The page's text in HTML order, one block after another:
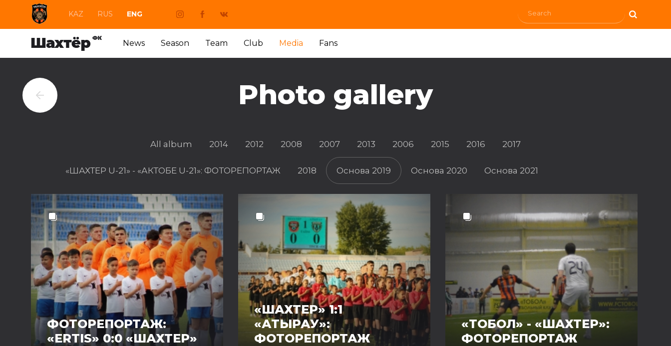
KAZ RUS ENG
News Season Team Club Media Fans
Photo gallery
All album 2014 2012 2008 2007 2013 2006 2015 2016 2017
«ШАХТЕР U-21» - «АКТОБЕ U-21»: ФОТОРЕПОРТАЖ 2018 Основа 2019 Основа 2020 Основа 2021
ФОТОРЕПОРТАЖ:
«ERTIS» 0:0 «ШАХТЕР»
«ШАХТЕР» 1:1
«АТЫРАУ»:
ФОТОРЕПОРТАЖ
«ТОБОЛ» - «ШАХТЕР»:
ФОТОРЕПОРТАЖ